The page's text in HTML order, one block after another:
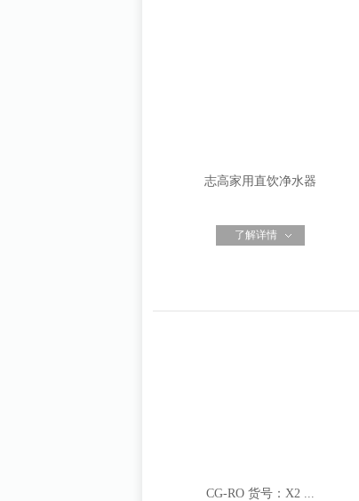
志高家用直饮净水器
了解详情
CG-RO 货号：X2 ...